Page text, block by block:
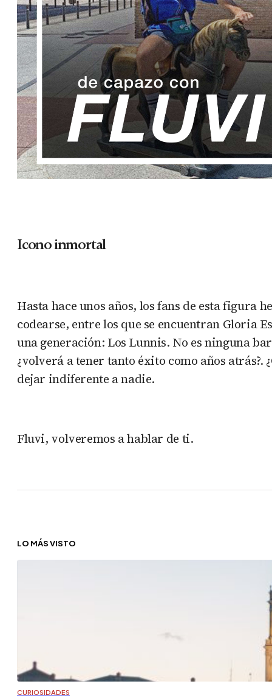
Icono inmortal
Hasta hace unos años, los fans de esta figura
codearse, entre los que se encuentran Gloria
una generación: Los Lunnis. No es ninguna
¿volverá a tener tanto éxito como años atrás?.
dejar indiferente a nadie.
Fluvi, volveremos a hablar de ti.
LO MÁS VISTO
CURIOSIDADES